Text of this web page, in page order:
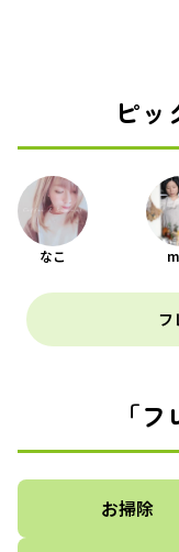
ピッ
なこ
フ
「
お掃除